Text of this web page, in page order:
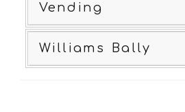
Vending
Williams Bally